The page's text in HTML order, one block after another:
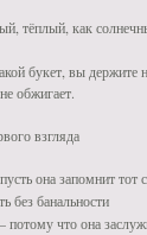
тёплый, как
букет, вы держите
обжигает.
взгляда
она запомнит тот
без банальности
что она